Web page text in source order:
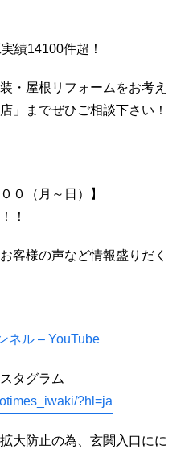
績14100件超！
・屋根リフォームをお考え
」までぜひご相談下さい！
０（月～日）】
！
客様の声など情報盛りだく
ネル – YouTube
タグラム
?hl=ja
大防止の為、玄関入口にに